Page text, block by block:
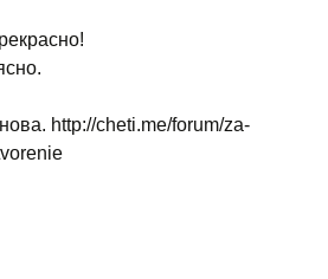
http://cheti.me/forum/za-